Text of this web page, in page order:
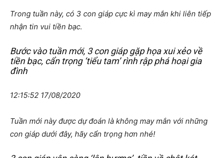
Trong tuần này, có 3 con giáp cực kì may mắn khi liên tiếp
nhận tin vui tiền bạc.
Bước vào tuần mới, 3 con giáp gặp họa xui xẻo về
tiền bạc, cẩn trọng ‘tiểu tam’ rình rập phá hoại gia
đình
12:15:52 17/08/2020
Tuần mới này được dự đoán là không may mắn với những
con giáp dưới đây, hãy cẩn trọng hơn nhé!